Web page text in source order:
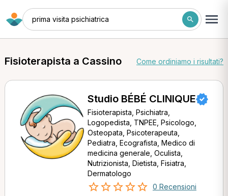
prima visita psichiatrica
Fisioterapista a Cassino Come ordiniamo i risultati?
Studio BÉBÉ CLINIQUE
Fisioterapista, Psichiatra,
Logopedista, TNPEE, Psicologo,
Osteopata, Psicoterapeuta,
Pediatra, Ecografista, Medico di
medicina generale, Oculista,
Nutrizionista, Dietista, Fisiatra,
Dermatologo
0 Recensioni